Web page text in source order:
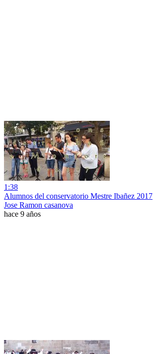
1:38
Alumnos del conservatorio Mestre Ibañez 2017
Jose Ramon casanova
hace 9 años